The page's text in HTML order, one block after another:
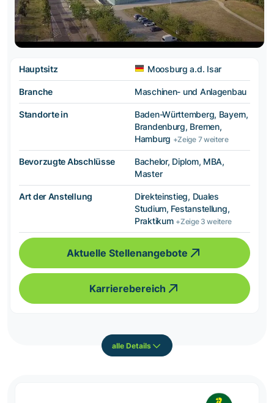
Hauptsitz Moosburg a.d. Isar
Branche Maschinen- und Anlagenbau
Standorte in
Baden-Württemberg, Bayern,
Brandenburg, Bremen,
Hamburg +Zeige 7 weitere
Bevorzugte Abschlüsse
Bachelor, Diplom, MBA,
Master
Art der Anstellung
Direkteinstieg, Duales
Studium, Festanstellung,
Praktikum +Zeige 3 weitere
Aktuelle Stellenangebote
Karrierebereich
alle Details